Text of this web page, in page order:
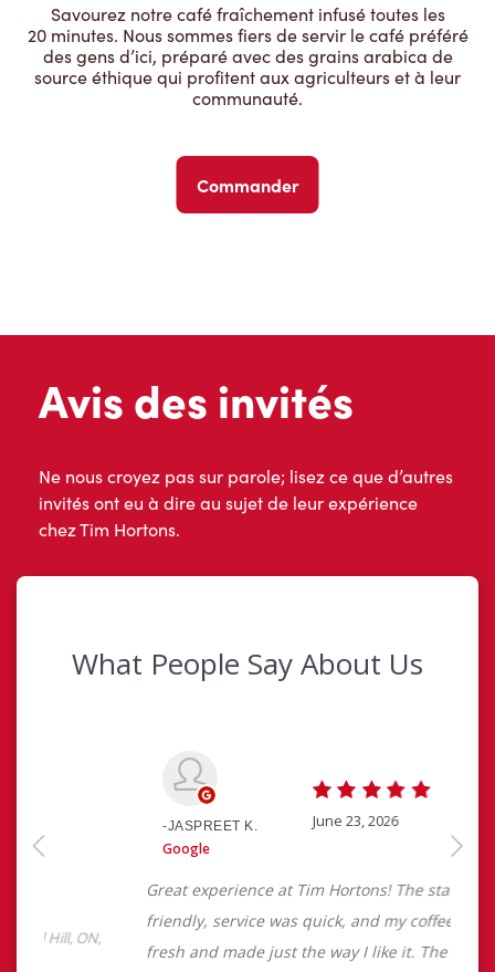
Savourez notre café fraîchement infusé toutes les
20 minutes. Nous sommes fiers de servir le café préféré
des gens d’ici, préparé avec des grains arabica de
source éthique qui profitent aux agriculteurs et à leur
communauté.
Commander
Avis des invités
Ne nous croyez pas sur parole; lisez ce que d’autres
invités ont eu à dire au sujet de leur expérience
chez Tim Hortons.